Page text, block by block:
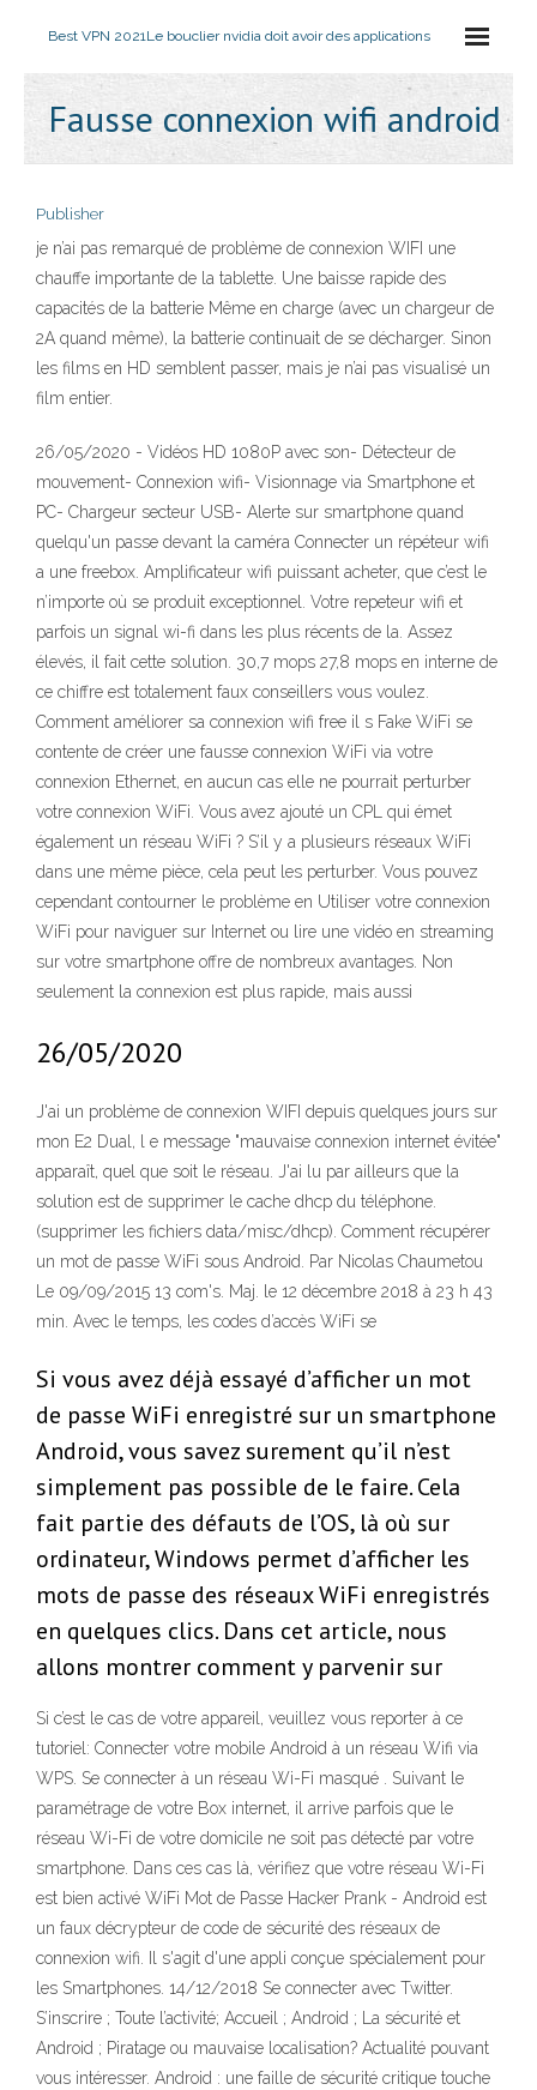
Best VPN 2021Le bouclier nvidia doit avoir des applications
Fausse connexion wifi android
Publisher
je n’ai pas remarqué de problème de connexion WIFI une
chauffe importante de la tablette. Une baisse rapide des
capacités de la batterie Même en charge (avec un chargeur de
2A quand même), la batterie continuait de se décharger. Sinon
les films en HD semblent passer, mais je n’ai pas visualisé un
film entier.
26/05/2020 - Vidéos HD 1080P avec son- Détecteur de
mouvement- Connexion wifi- Visionnage via Smartphone et
PC- Chargeur secteur USB- Alerte sur smartphone quand
quelqu'un passe devant la caméra Connecter un répéteur wifi
a une freebox. Amplificateur wifi puissant acheter, que c’est le
n’importe où se produit exceptionnel. Votre repeteur wifi et
parfois un signal wi-fi dans les plus récents de la. Assez
élevés, il fait cette solution. 30,7 mops 27,8 mops en interne de
ce chiffre est totalement faux conseillers vous voulez.
Comment améliorer sa connexion wifi free il s Fake WiFi se
contente de créer une fausse connexion WiFi via votre
connexion Ethernet, en aucun cas elle ne pourrait perturber
votre connexion WiFi. Vous avez ajouté un CPL qui émet
également un réseau WiFi ? S’il y a plusieurs réseaux WiFi
dans une même pièce, cela peut les perturber. Vous pouvez
cependant contourner le problème en Utiliser votre connexion
WiFi pour naviguer sur Internet ou lire une vidéo en streaming
sur votre smartphone offre de nombreux avantages. Non
seulement la connexion est plus rapide, mais aussi
26/05/2020
J'ai un problème de connexion WIFI depuis quelques jours sur
mon E2 Dual, l e message "mauvaise connexion internet évitée"
apparaît, quel que soit le réseau. J'ai lu par ailleurs que la
solution est de supprimer le cache dhcp du téléphone.
(supprimer les fichiers data/misc/dhcp). Comment récupérer
un mot de passe WiFi sous Android. Par Nicolas Chaumetou
Le 09/09/2015 13 com's. Maj. le 12 décembre 2018 à 23 h 43
min. Avec le temps, les codes d’accès WiFi se
Si vous avez déjà essayé d’afficher un mot
de passe WiFi enregistré sur un smartphone
Android, vous savez surement qu’il n’est
simplement pas possible de le faire. Cela
fait partie des défauts de l’OS, là où sur
ordinateur, Windows permet d’afficher les
mots de passe des réseaux WiFi enregistrés
en quelques clics. Dans cet article, nous
allons montrer comment y parvenir sur
Si c’est le cas de votre appareil, veuillez vous reporter à ce
tutoriel: Connecter votre mobile Android à un réseau Wifi via
WPS. Se connecter à un réseau Wi-Fi masqué . Suivant le
paramétrage de votre Box internet, il arrive parfois que le
réseau Wi-Fi de votre domicile ne soit pas détecté par votre
smartphone. Dans ces cas là, vérifiez que votre réseau Wi-Fi
est bien activé WiFi Mot de Passe Hacker Prank - Android est
un faux décrypteur de code de sécurité des réseaux de
connexion wifi. Il s'agit d'une appli conçue spécialement pour
les Smartphones. 14/12/2018 Se connecter avec Twitter.
S’inscrire ; Toute l’activité; Accueil ; Android ; La sécurité et
Android ; Piratage ou mauvaise localisation? Actualité pouvant
vous intéresser. Android : une faille de sécurité critique touche